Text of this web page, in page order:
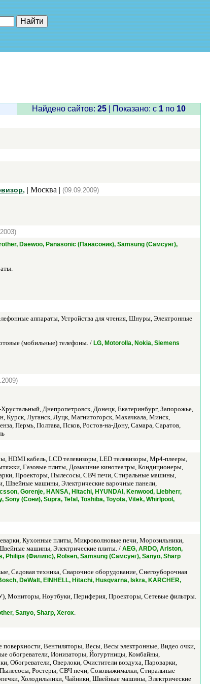
Найдено сайтов: 25| Показано: c 1по 10
| Москва | (09.09.2009)
Daewoo, Panasonic (Панасоник), Samsung (Самсунг),
аппараты, Устройства для чтения, Шнуры, Электронные
(мобильные) телефоны. / LG, Motorolla, Nokia, Siemens
Днепропетровск, Донецк, Екатеринбург, Запорожье,
Курск, Луганск, Луцк, Магнитогорск, Махачкала, Минск,
Пермь, Полтава, Псков, Ростов-на-Дону, Самара, Саратов,
HDMI кабель, LCD телевизоры, LED телевизоры, Mp4-плееры,
Газовые плиты, Домашние кинотеатры, Кондиционеры,
Проекторы, Пылесосы, СВЧ печи, Стиральные машины,
Швейные машины, Электрические варочные панели,
Gorenje, HANSA, Hitachi, HYUNDAI, Kenwood, Liebherr,
(Сони), Supra, Tefal, Toshiba, Toyota, Vitek, Whirlpool,
Кухонные плиты, Микроволновые печи, Морозильники,
машины, Электрические плиты. / AEG, ARDO, Ariston,
Philips (Филипс), Rolsen, Samsung (Самсунг), Sanyo, Sharp
Садовая техника, Сварочное оборудование, Снегоуборочная
DeWalt, EINHELL, Hitachi, Husqvarna, Iskra, KARCHER,
Мониторы, Ноутбуки, Периферия, Проекторы, Сетевые фильтры.
Sanyo, Sharp, Xerox.
Вентиляторы, Весы, Весы электронные, Видео очки,
обогреватели, Ионизаторы, Йогуртницы, Комбайны,
Оверлоки, Очистители воздуха, Пароварки,
Ростеры, СВЧ печи, Соковыжималки, Стиральные
Холодильники, Чайники, Швейные машины, Электрические